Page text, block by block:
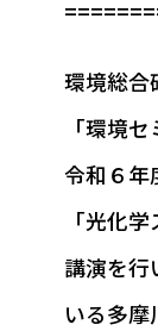
環境総合
「環境
令和６年
「光化
講演を行
いる多